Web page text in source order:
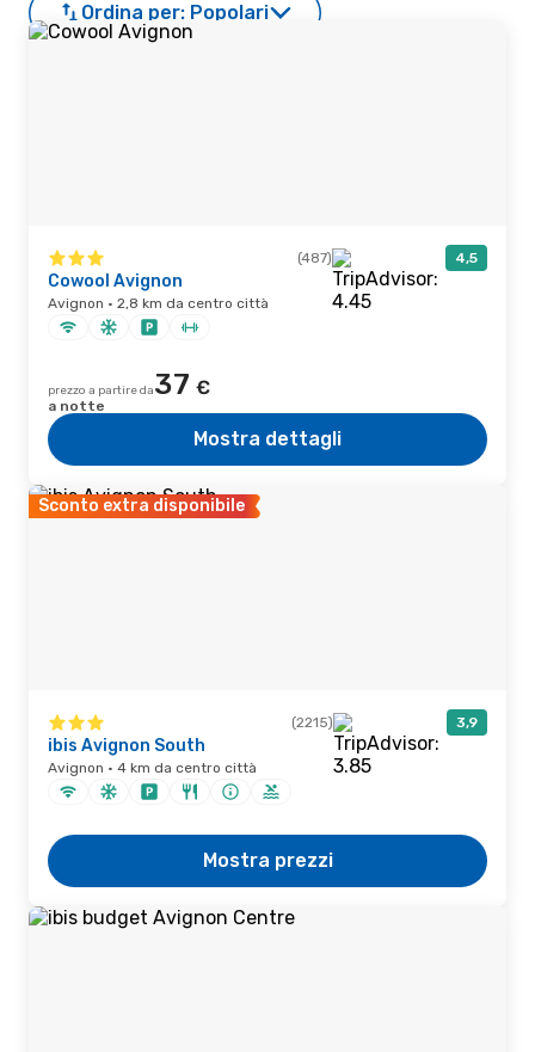
Ordina per: Popolari
(487) 4,5
Cowool Avignon
Avignon · 2,8 km da centro città
prezzo a partire da37 €
a notte
Mostra dettagli
Sconto extra disponibile
(2215) 3,9
ibis Avignon South
Avignon · 4 km da centro città
Mostra prezzi